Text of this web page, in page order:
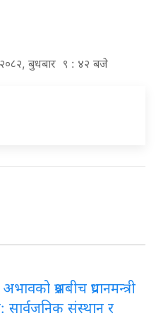
२०८२, बुधबार ९ : ४२ बजे
प्रश्नबीच प्रधानमन्त्री
सार्वजनिक संस्थान र